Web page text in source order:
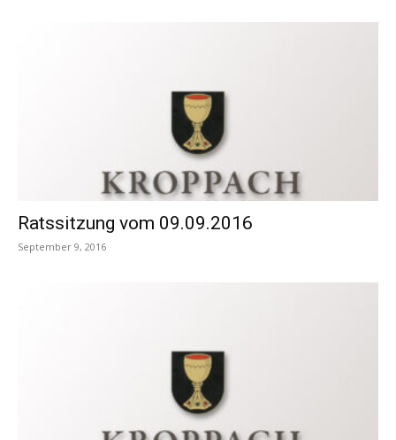
Ratssitzung vom 09.09.2016
September 9, 2016